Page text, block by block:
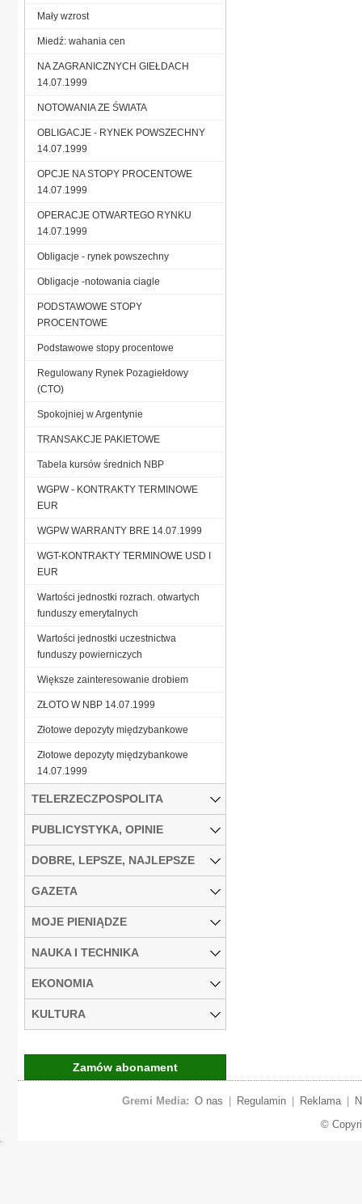
Mały wzrost
Miedź: wahania cen
NA ZAGRANICZNYCH GIEŁDACH
14.07.1999
NOTOWANIA ZE ŚWIATA
OBLIGACJE - RYNEK POWSZECHNY
14.07.1999
OPCJE NA STOPY PROCENTOWE
14.07.1999
OPERACJE OTWARTEGO RYNKU
14.07.1999
Obligacje - rynek powszechny
Obligacje -notowania ciagle
PODSTAWOWE STOPY
PROCENTOWE
Podstawowe stopy procentowe
Regulowany Rynek Pozagiełdowy
(CTO)
Spokojniej w Argentynie
TRANSAKCJE PAKIETOWE
Tabela kursów średnich NBP
WGPW - KONTRAKTY TERMINOWE
EUR
WGPW WARRANTY BRE 14.07.1999
WGT-KONTRAKTY TERMINOWE USD I
EUR
Wartości jednostki rozrach. otwartych
funduszy emerytalnych
Wartości jednostki uczestnictwa
funduszy powierniczych
Większe zainteresowanie drobiem
ZŁOTO W NBP 14.07.1999
Złotowe depozyty międzybankowe
Złotowe depozyty międzybankowe
14.07.1999
TELERZECZPOSPOLITA
PUBLICYSTYKA, OPINIE
DOBRE, LEPSZE, NAJLEPSZE
GAZETA
MOJE PIENIĄDZE
NAUKA I TECHNIKA
EKONOMIA
KULTURA
Zamów abonament
Gremi Media: O nas Regulamin Reklama
©